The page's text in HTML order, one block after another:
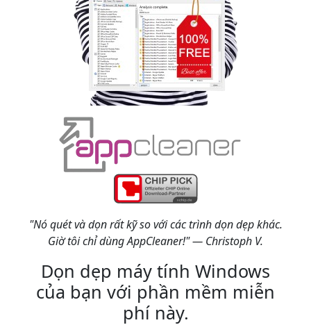
"Nó quét và dọn rất kỹ so với các trình dọn dẹp khác.
Giờ tôi chỉ dùng AppCleaner!" — Christoph V.
Dọn dẹp máy tính Windows
của bạn với phần mềm miễn
phí này.